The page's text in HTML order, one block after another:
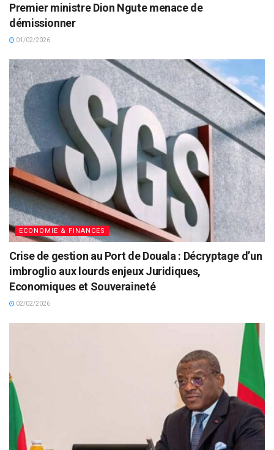
Premier ministre Dion Ngute menace de
démissionner
01/02/2026
ECONOMIE & FINANCES
Crise de gestion au Port de Douala : Décryptage d’un
imbroglio aux lourds enjeux Juridiques,
Economiques et Souveraineté
02/02/2026